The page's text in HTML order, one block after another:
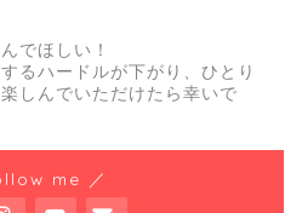
でほしい！
るハードルが下がり、ひとり
しんでいただけたら幸いで
me ／